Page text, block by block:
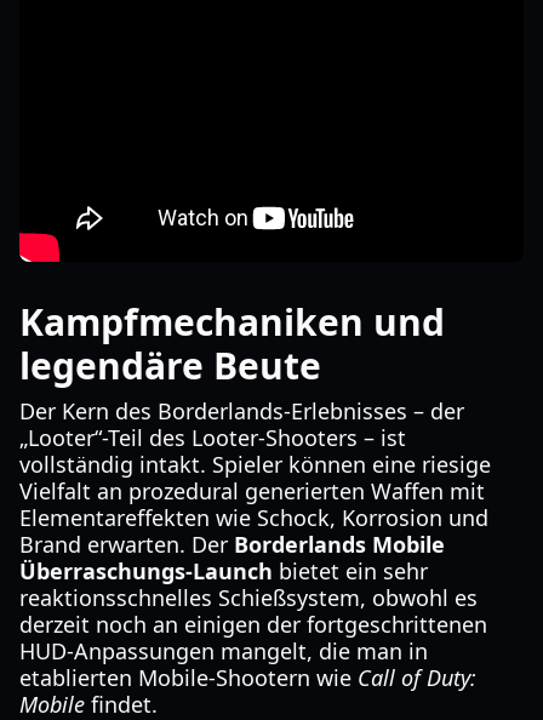
Kampfmechaniken und
legendäre Beute
Der Kern des Borderlands-Erlebnisses – der
„Looter“-Teil des Looter-Shooters – ist
vollständig intakt. Spieler können eine riesige
Vielfalt an prozedural generierten Waffen mit
Elementareffekten wie Schock, Korrosion und
Brand erwarten. Der Borderlands Mobile
Überraschungs-Launch bietet ein sehr
reaktionsschnelles Schießsystem, obwohl es
derzeit noch an einigen der fortgeschrittenen
HUD-Anpassungen mangelt, die man in
etablierten Mobile-Shootern wie Call of Duty:
Mobile findet.